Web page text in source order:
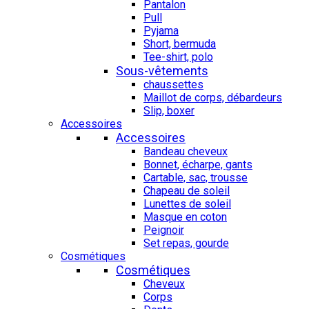
Pantalon
Pull
Pyjama
Short, bermuda
Tee-shirt, polo
Sous-vêtements
chaussettes
Maillot de corps, débardeurs
Slip, boxer
Accessoires
Accessoires
Bandeau cheveux
Bonnet, écharpe, gants
Cartable, sac, trousse
Chapeau de soleil
Lunettes de soleil
Masque en coton
Peignoir
Set repas, gourde
Cosmétiques
Cosmétiques
Cheveux
Corps